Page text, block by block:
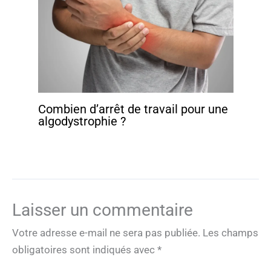
Combien d’arrêt de travail pour une
algodystrophie ?
Laisser un commentaire
Votre adresse e-mail ne sera pas publiée. Les champs
obligatoires sont indiqués avec *